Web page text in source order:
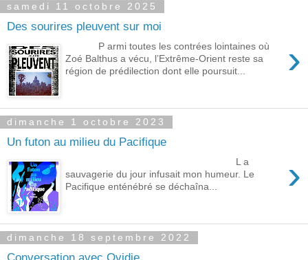
samedi 11 octobre 2025
Des sourires pleuvent sur moi
›
P armi toutes les contrées lointaines où
Zoé Balthus a vécu, l’Extrême-Orient reste sa
région de prédilection dont elle poursuit...
dimanche 1 octobre 2023
Un futon au milieu du Pacifique
›
L a
sauvagerie du jour infusait mon humeur. Le
Pacifique enténébré se déchaîna...
dimanche 18 septembre 2022